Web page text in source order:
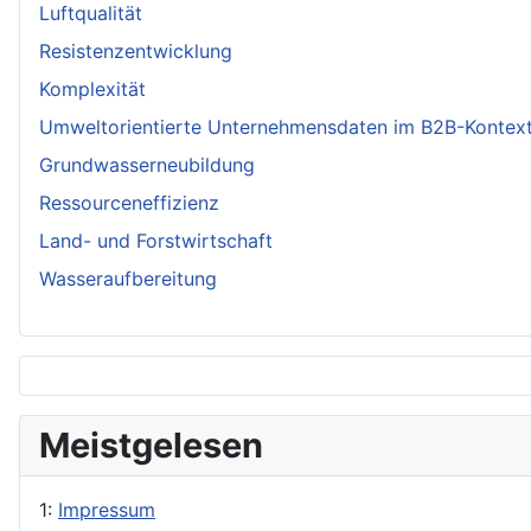
Luftqualität
Resistenzentwicklung
Komplexität
Umweltorientierte Unternehmensdaten im B2B-
Grundwasserneubildung
Ressourceneffizienz
Land- und Forstwirtschaft
Wasseraufbereitung
Meistgelesen
1: Impressum